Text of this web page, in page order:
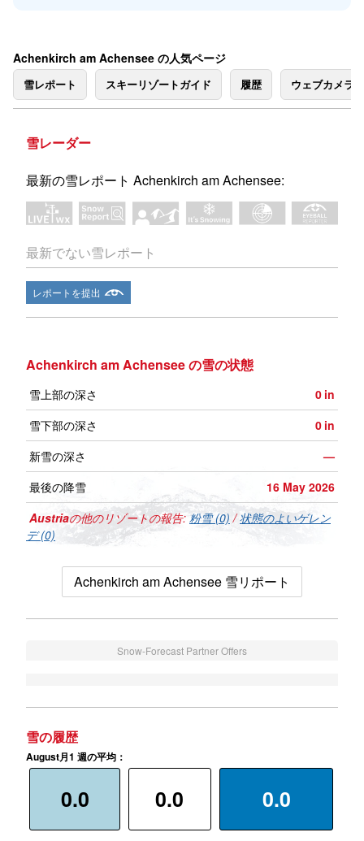
Achenkirch am Achensee の人気ページ
雪レポート スキーリゾートガイド 履歴 ウェブカメラ
雪レーダー
最新の雪レポート Achenkirch am Achensee:
最新でない雪レポート
レポートを提出
Achenkirch am Achensee の雪の状態
雪上部の深さ 0 in
雪下部の深さ
0 in
新雪の深さ
—
最後の降雪
16 May 2026
Austriaの他のリゾートの報告: 粉雪 (0) /状態のよいゲレン
デ (0)
Achenkirch am Achensee 雪リポート
Snow-Forecast Partner Offers
雪の履歴
August月1 週の平均：
0.0 0.0 0.0